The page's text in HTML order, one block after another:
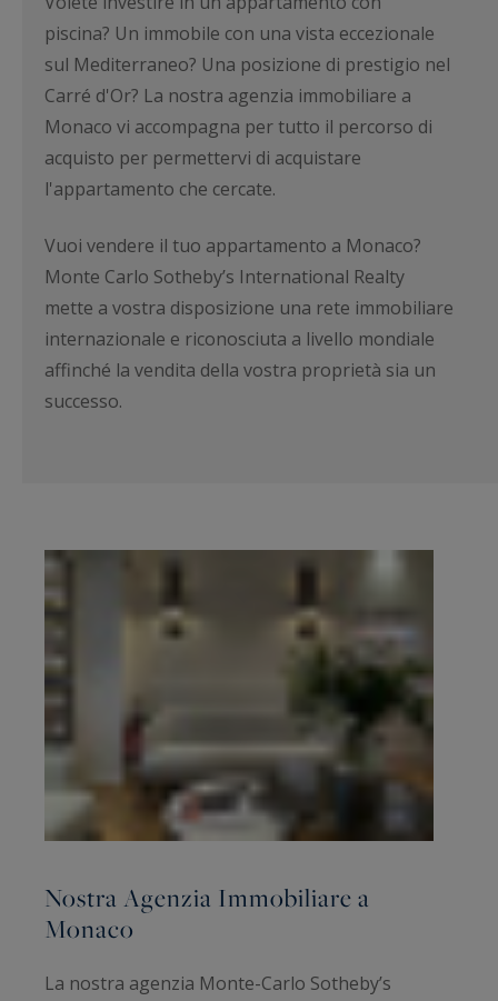
piscina? Un immobile con una vista eccezionale
sul Mediterraneo? Una posizione di prestigio nel
Carré d'Or? La nostra agenzia immobiliare a
Monaco vi accompagna per tutto il percorso di
acquisto per permettervi di acquistare
l'appartamento che cercate.
Vuoi vendere il tuo appartamento a Monaco?
Monte Carlo Sotheby’s International Realty
mette a vostra disposizione una rete immobiliare
internazionale e riconosciuta a livello mondiale
affinché la vendita della vostra proprietà sia un
successo.
Nostra Agenzia Immobiliare a
Monaco
La nostra agenzia Monte-Carlo Sotheby’s